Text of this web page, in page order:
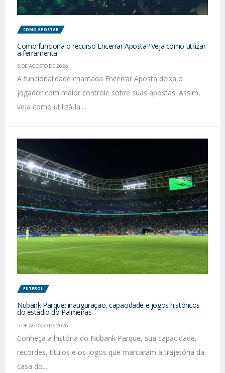
COMO APOSTAR
Como funciona o recurso Encerrar Aposta? Veja como utilizar
a ferramenta
5 DE AGOSTO DE 2026
A funcionalidade chamada Encerrar Aposta deixa o
jogador com maior controle sobre suas apostas. Assim,
veja como utilizá-la....
FUTEBOL
Nubank Parque: inauguração, capacidade e jogos históricos
do estádio do Palmeiras
5 DE AGOSTO DE 2026
Conheça a história do Nubank Parque, sua capacidade,
recordes, títulos e os jogos que marcaram a trajetória da
casa do...